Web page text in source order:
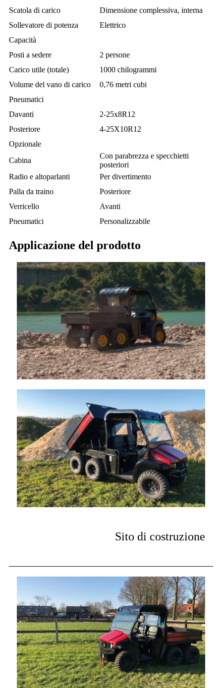
Scatola di carico
Dimensione complessiva, interna
Sollevatore di potenza
Elettrico
Capacità
Posti a sedere
2 persone
Carico utile (totale)
1000 chilogrammi
Volume del vano di carico
0,76 metri cubi
Pneumatici
Davanti
2-25x8R12
Posteriore
4-25X10R12
Opzionale
Cabina
Con parabrezza e specchietti
posteriori
Radio e altoparlanti
Per divertimento
Palla da traino
Posteriore
Verricello
Avanti
Pneumatici
Personalizzabile
Applicazione del prodotto
Sito di costruzione